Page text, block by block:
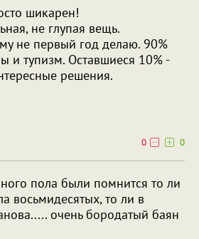
шикарен!
не глупая вещь.
не первый год делаю. 90%
и тупизм. Оставшиеся 10% -
решения.
0
0
пола были помнится то ли
восьмидесятых, то ли в
очень бородатый баян